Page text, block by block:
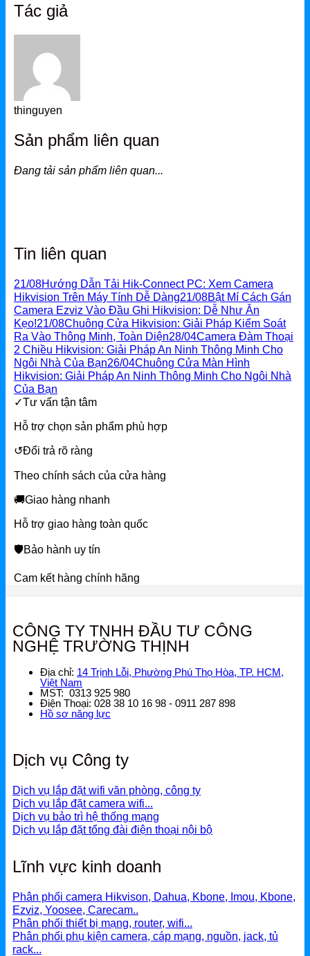
Tác giả
thinguyen
Sản phẩm liên quan
Đang tải sản phẩm liên quan...
Tin liên quan
21/08Hướng Dẫn Tải Hik-Connect PC: Xem Camera
Hikvision Trên Máy Tính Dễ Dàng21/08Bật Mí Cách Gán
Camera Ezviz Vào Đầu Ghi Hikvision: Dễ Như Ăn
Kẹo!21/08Chuông Cửa Hikvision: Giải Pháp Kiểm Soát
Ra Vào Thông Minh, Toàn Diện28/04Camera Đàm Thoại
2 Chiều Hikvision: Giải Pháp An Ninh Thông Minh Cho
Ngôi Nhà Của Bạn26/04Chuông Cửa Màn Hình
Hikvision: Giải Pháp An Ninh Thông Minh Cho Ngôi Nhà
Của Bạn
✓Tư vấn tận tâm
Hỗ trợ chọn sản phẩm phù hợp
↺Đổi trả rõ ràng
Theo chính sách của cửa hàng
🚚Giao hàng nhanh
Hỗ trợ giao hàng toàn quốc
🛡Bảo hành uy tín
Cam kết hàng chính hãng
CÔNG TY TNHH ĐẦU TƯ CÔNG
NGHỆ TRƯỜNG THỊNH
Địa chỉ: 14 Trịnh Lỗi, Phường Phú Thọ Hòa, TP. HCM,
Việt Nam
MST: 0313 925 980
Điện Thoại: 028 38 10 16 98 - 0911 287 898
Hồ sơ năng lực
Dịch vụ Công ty
Dịch vụ lắp đặt wifi văn phòng, công ty
Dịch vụ lắp đặt camera wifi...
Dịch vụ bảo trì hệ thống mạng
Dịch vụ lắp đặt tổng đài điện thoại nội bộ
Lĩnh vực kinh doanh
Phân phối camera Hikvison, Dahua, Kbone, Imou, Kbone,
Ezviz, Yoosee, Carecam..
Phân phối thiết bị mạng, router, wifi...
Phân phối phụ kiện camera, cáp mạng, nguồn, jack, tủ
rack...